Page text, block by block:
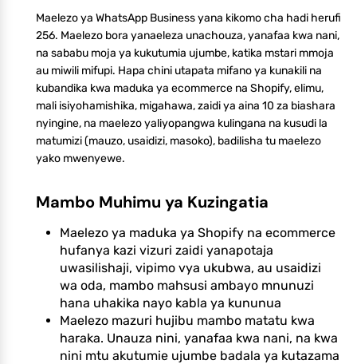
Maelezo ya WhatsApp Business yana kikomo cha hadi herufi
256. Maelezo bora yanaeleza unachouza, yanafaa kwa nani,
na sababu moja ya kukutumia ujumbe, katika mstari mmoja
au miwili mifupi. Hapa chini utapata mifano ya kunakili na
kubandika kwa maduka ya ecommerce na Shopify, elimu,
mali isiyohamishika, migahawa, zaidi ya aina 10 za biashara
nyingine, na maelezo yaliyopangwa kulingana na kusudi la
matumizi (mauzo, usaidizi, masoko), badilisha tu maelezo
yako mwenyewe.
Mambo Muhimu ya Kuzingatia
Maelezo ya maduka ya Shopify na ecommerce
hufanya kazi vizuri zaidi yanapotaja
uwasilishaji, vipimo vya ukubwa, au usaidizi
wa oda, mambo mahsusi ambayo mnunuzi
hana uhakika nayo kabla ya kununua
Maelezo mazuri hujibu mambo matatu kwa
haraka. Unauza nini, yanafaa kwa nani, na kwa
nini mtu akutumie ujumbe badala ya kutazama